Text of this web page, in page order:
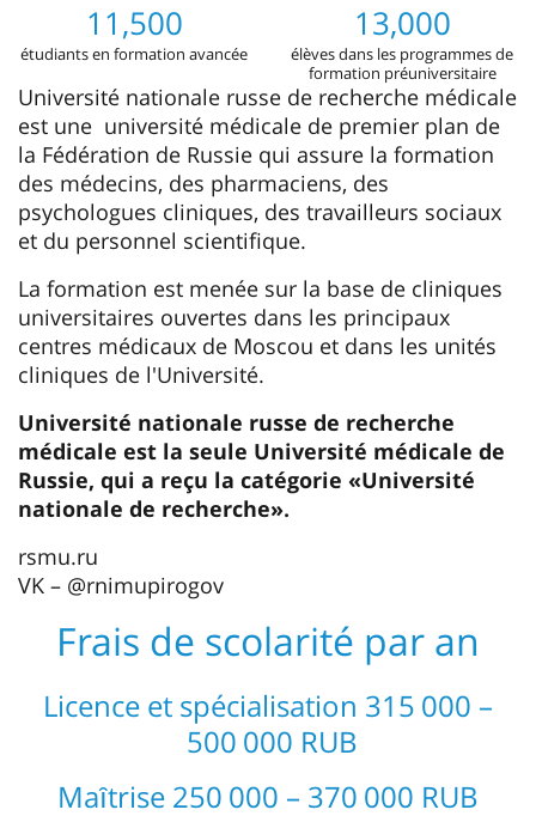
11,500
étudiants en formation avancée
13,000
élèves dans les programmes de
formation préuniversitaire
Université nationale russe de recherche médicale
est une université médicale de premier plan de
la Fédération de Russie qui assure la formation
des médecins, des pharmaciens, des
psychologues cliniques, des travailleurs sociaux
et du personnel scientifique.
La formation est menée sur la base de cliniques
universitaires ouvertes dans les principaux
centres médicaux de Moscou et dans les unités
cliniques de l'Université.
Université nationale russe de recherche
médicale est la seule Université médicale de
Russie, qui a reçu la catégorie «Université
nationale de recherche».
rsmu.ru
VK – @rnimupirogov
Frais de scolarité par an
Licence et spécialisation 315 000 –
500 000 RUB
Maȋtrise 250 000 – 370 000 RUB